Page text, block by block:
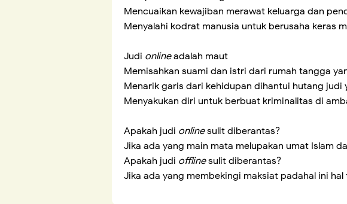
Mencuaikan kewajiban merawat keluarga dan
Menyalahi kodrat manusia untuk berusaha keras
Judi onlineadalah maut
Memisahkan suami dan istri dari rumah tangga
Menarik garis dari kehidupan dihantui hutang judi
Menyakukan diri untuk berbuat kriminalitas di
Apakah judi onlinesulit diberantas?
Jika ada yang main mata melupakan umat Islam
Apakah judi offlinesulit diberantas?
Jika ada yang membekingi maksiat padahal ini hal